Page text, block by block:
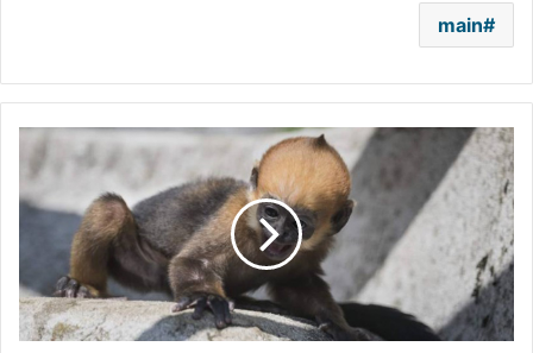
main
ولادة
استثنائية
لقرد
مهدد
بالانقراض
في
فرنسا